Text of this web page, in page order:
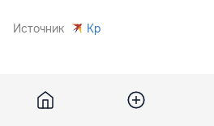
Источник Kp